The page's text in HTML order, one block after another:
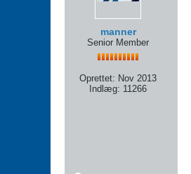
manner
Senior Member
Oprettet: Nov 2013
Indlæg: 11266